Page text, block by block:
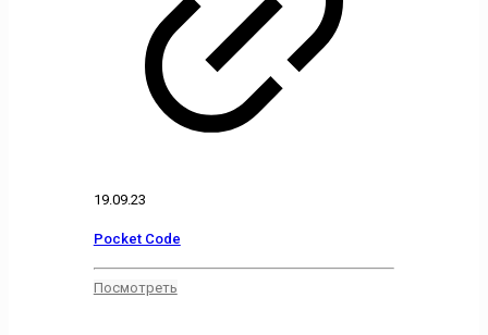
19.09.23
Pocket Code
Посмотреть